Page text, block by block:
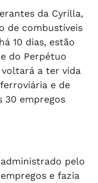
da Cyrilla,
de combustíveis
10 dias, estão
do Perpétuo
a ter vida
e de
30 empregos
pelo
e fazia